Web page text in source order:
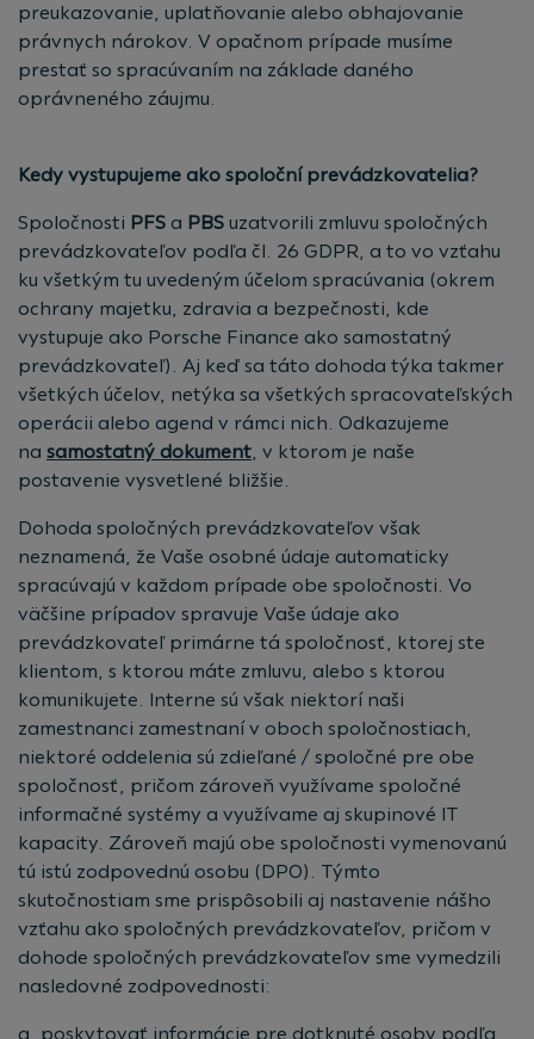
preukazovanie, uplatňovanie alebo obhajovanie
právnych nárokov. V opačnom prípade musíme
prestať so spracúvaním na základe daného
oprávneného záujmu.
Kedy vystupujeme ako spoloční prevádzkovatelia?
Spoločnosti PFS a PBS uzatvorili zmluvu spoločných
prevádzkovateľov podľa čl. 26 GDPR, a to vo vzťahu
ku všetkým tu uvedeným účelom spracúvania (okrem
ochrany majetku, zdravia a bezpečnosti, kde
vystupuje ako Porsche Finance ako samostatný
prevádzkovateľ). Aj keď sa táto dohoda týka takmer
všetkých účelov, netýka sa všetkých spracovateľských
operácii alebo agend v rámci nich. Odkazujeme
na samostatný dokument, v ktorom je naše
postavenie vysvetlené bližšie.
Dohoda spoločných prevádzkovateľov však
neznamená, že Vaše osobné údaje automaticky
spracúvajú v každom prípade obe spoločnosti. Vo
väčšine prípadov spravuje Vaše údaje ako
prevádzkovateľ primárne tá spoločnosť, ktorej ste
klientom, s ktorou máte zmluvu, alebo s ktorou
komunikujete. Interne sú však niektorí naši
zamestnanci zamestnaní v oboch spoločnostiach,
niektoré oddelenia sú zdieľané / spoločné pre obe
spoločnosť, pričom zároveň využívame spoločné
informačné systémy a využívame aj skupinové IT
kapacity. Zároveň majú obe spoločnosti vymenovanú
tú istú zodpovednú osobu (DPO). Týmto
skutočnostiam sme prispôsobili aj nastavenie nášho
vzťahu ako spoločných prevádzkovateľov, pričom v
dohode spoločných prevádzkovateľov sme vymedzili
nasledovné zodpovednosti:
poskytovať informácie pre dotknuté osoby podľa